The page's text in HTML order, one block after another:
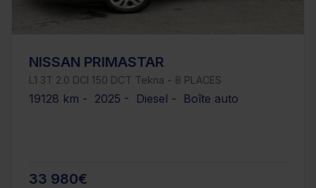
NISSAN PRIMASTAR
L1 3T 2.0 DCI 150 DCT Tekna - 8 PLACES
19128 km - 2025 - Diesel - Boîte auto
33 980€